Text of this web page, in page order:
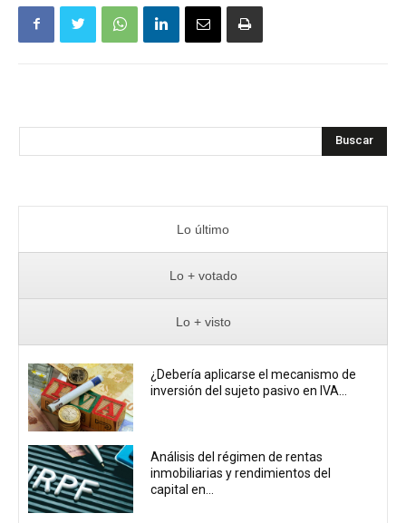
Buscar
Lo último
Lo + votado
Lo + visto
¿Debería aplicarse el mecanismo de
inversión del sujeto pasivo en IVA...
Análisis del régimen de rentas
inmobiliarias y rendimientos del
capital en...